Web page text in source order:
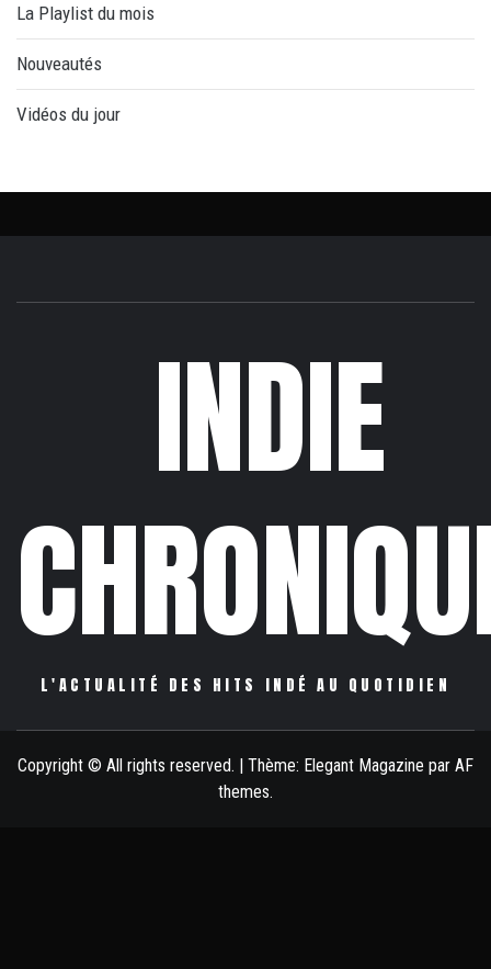
La Playlist du mois
Nouveautés
Vidéos du jour
INDIE
L'ACTUALITÉ DES HITS INDÉ AU QUOTIDIEN
Copyright © All rights reserved. Thème: Elegant Magazine par AF
themes.